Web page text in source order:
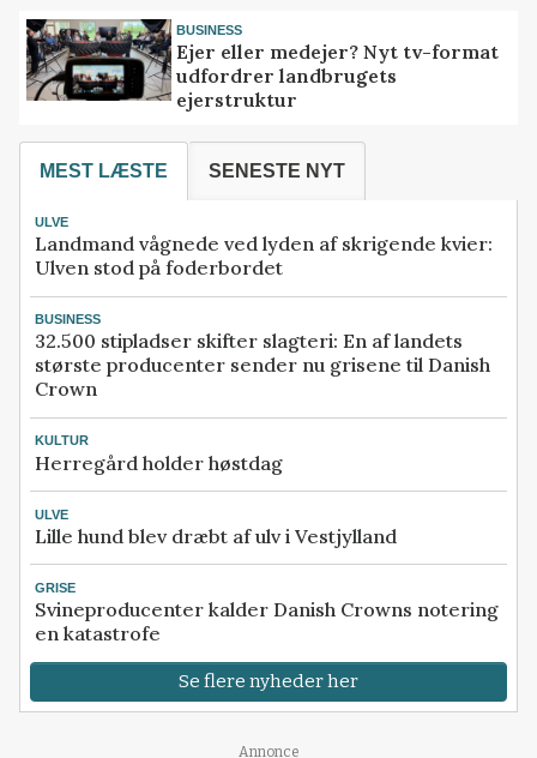
BUSINESS
Ejer eller medejer? Nyt tv-format
udfordrer landbrugets
ejerstruktur
MEST LÆSTE SENESTE NYT
ULVE
Landmand vågnede ved lyden af skrigende kvier:
Ulven stod på foderbordet
BUSINESS
32.500 stipladser skifter slagteri: En af landets
største producenter sender nu grisene til Danish
Crown
KULTUR
Herregård holder høstdag
ULVE
Lille hund blev dræbt af ulv i Vestjylland
GRISE
Svineproducenter kalder Danish Crowns notering
en katastrofe
Se flere nyheder her
Annonce